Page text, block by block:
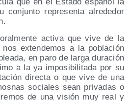
conjunto representa alrededor
activa que vive de la
extendemos a la población
en paro de larga duración
a la ya imposibilitada por su
directa o que vive de una
sociales sean privadas o
de una visión muy real y